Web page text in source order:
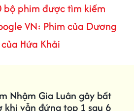
bộ phim được tìm kiếm
VN: Phim của Dương
Hứa Khải
Nhậm Gia Luân gây bất
khi vẫn đứng top 1 sau 6